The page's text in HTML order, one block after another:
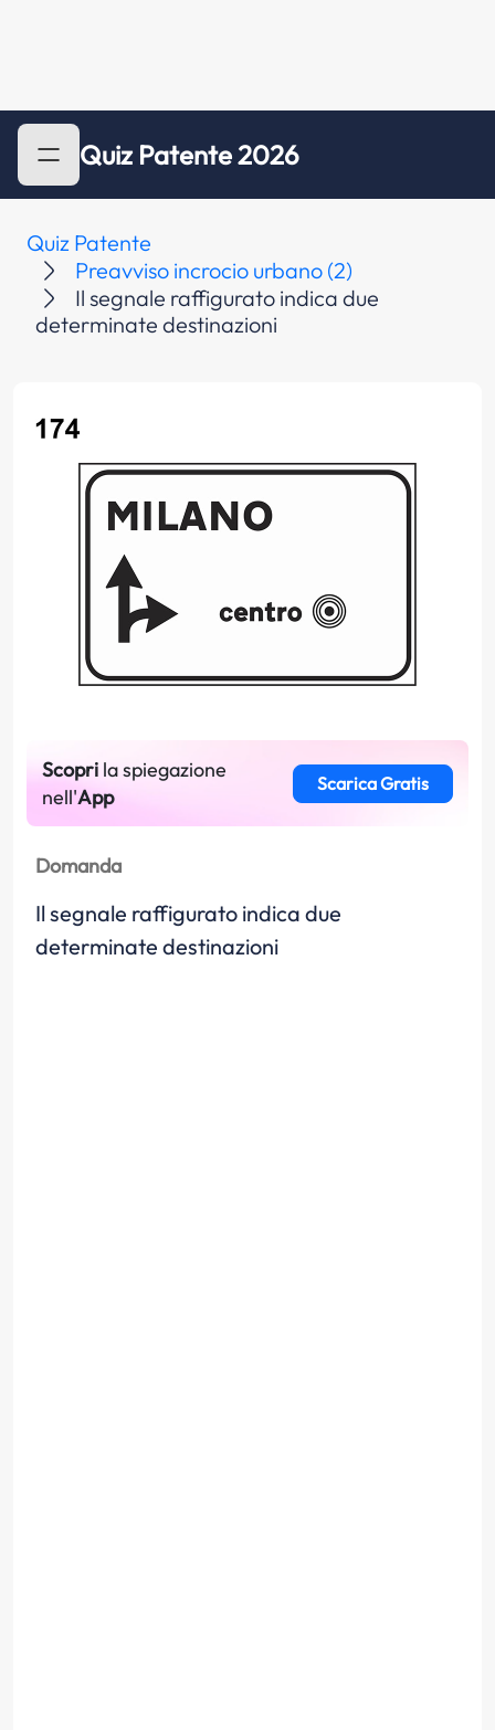
Quiz Patente 2026
Quiz Patente
Preavviso incrocio urbano (2)
Il segnale raffigurato indica due
determinate destinazioni
Scopri la spiegazione
nell'App
Scarica Gratis
Domanda
Il segnale raffigurato indica due
determinate destinazioni